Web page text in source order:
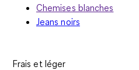
Chemises blanches
Jeans noirs
Frais et léger